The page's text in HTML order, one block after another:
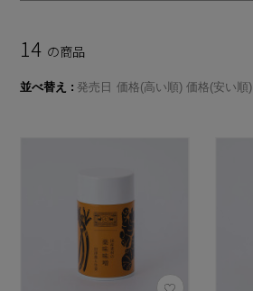
14 の商品
並べ替え 発売日 価格(高い順) 価格(安い順)